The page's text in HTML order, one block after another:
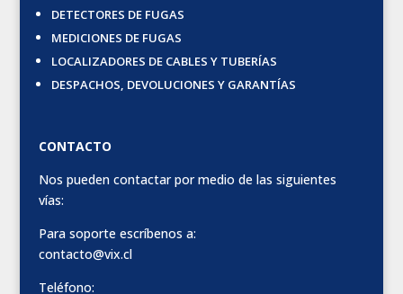
DETECTORES DE FUGAS
MEDICIONES DE FUGAS
LOCALIZADORES DE CABLES Y TUBERÍAS
DESPACHOS, DEVOLUCIONES Y GARANTÍAS
CONTACTO
Nos pueden contactar por medio de las siguientes
vías:
Para soporte escríbenos a:
contacto@vix.cl
Teléfono: